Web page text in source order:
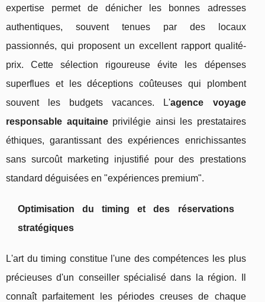
expertise permet de dénicher les bonnes adresses
authentiques, souvent tenues par des locaux
passionnés, qui proposent un excellent rapport qualité-
prix. Cette sélection rigoureuse évite les dépenses
superflues et les déceptions coûteuses qui plombent
souvent les budgets vacances. L'agence voyage
responsable aquitaineprivilégie ainsi les prestataires
éthiques, garantissant des expériences enrichissantes
sans surcoût marketing injustifié pour des prestations
standard déguisées en "expériences premium".
Optimisation du timing et des réservations
stratégiques
L'art du timing constitue l'une des compétences les plus
précieuses d'un conseiller spécialisé dans la région. Il
connaît parfaitement les périodes creuses de chaque